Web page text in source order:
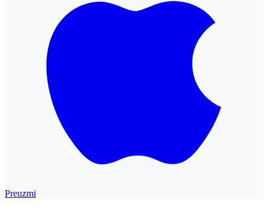
Preuzmi